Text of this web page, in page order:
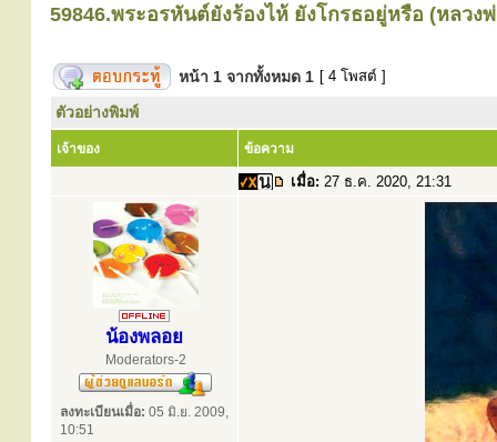
59846.พระอรหันต์ยังร้องไห้ ยังโกรธอยู่หรือ (หลวง
หน้า 1 จากทั้งหมด 1 [ 4 โพสต์ ]
ตัวอย่างพิมพ์
เจ้าของ ข้อความ
เมื่อ: 27 ธ.ค. 2020, 21:31
น้องพลอย
Moderators-2
ลงทะเบียนเมื่อ: 05 มิ.ย. 2009,
10:51